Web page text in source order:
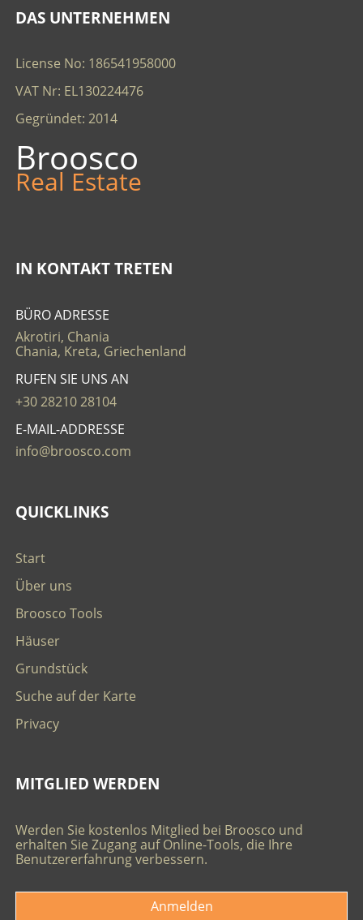
DAS UNTERNEHMEN
License No: 186541958000
VAT Nr: EL130224476
Gegründet: 2014
Broosco
Real Estate
IN KONTAKT TRETEN
BÜRO ADRESSE
Akrotiri, Chania
Chania, Kreta, Griechenland
RUFEN SIE UNS AN
+30 28210 28104
E-MAIL-ADDRESSE
info@broosco.com
QUICKLINKS
Start
Über uns
Broosco Tools
Häuser
Grundstück
Suche auf der Karte
Privacy
MITGLIED WERDEN
Werden Sie kostenlos Mitglied bei Broosco und
erhalten Sie Zugang auf Online-Tools, die Ihre
Benutzererfahrung verbessern.
Anmelden